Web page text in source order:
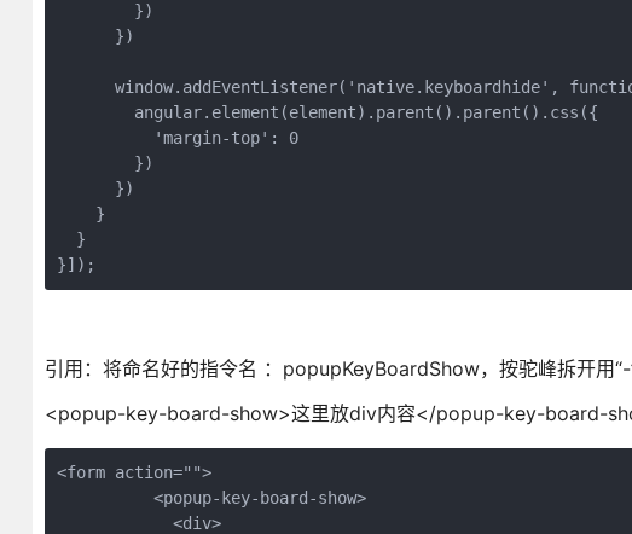
        })
      })
window.addEventListener('native.keyboardhide',
        angular.element(element).parent().parent().css({
          'margin-top': 0
        })
      })
    }
  }
}]);
引用：将命名好的指令名 ：popupKeyBoardShow，按驼峰拆开用
<popup-key-board-show>这里放div内容</popup-key-board-
<form action="">
          <popup-key-board-show>
            <div>